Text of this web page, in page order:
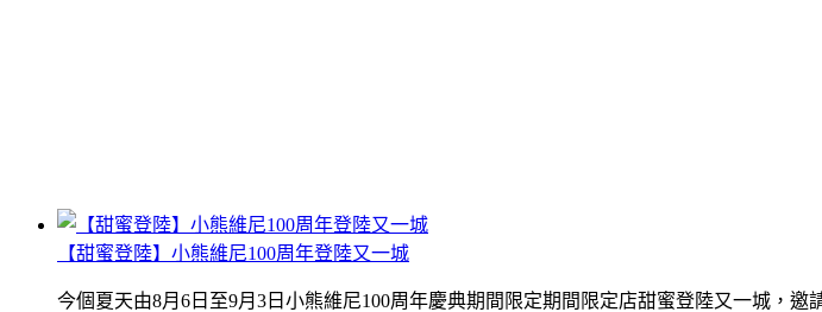
【甜蜜登陸】小熊維尼100周年登陸又一城
今個夏天由8月6日至9月3日小熊維尼100周年慶典期間限定期間限定店甜蜜登陸又一城，